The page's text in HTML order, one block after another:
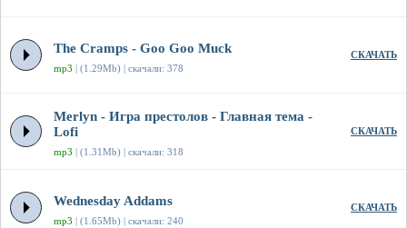
The Cramps - Goo Goo Muck
mp3 | (1.29Mb) | скачали: 378
СКАЧАТЬ
Merlyn - Игра престолов - Главная тема -
Lofi
mp3 | (1.31Mb) | скачали: 318
СКАЧАТЬ
Wednesday Addams
mp3 | (1.65Mb) | скачали: 240
СКАЧАТЬ